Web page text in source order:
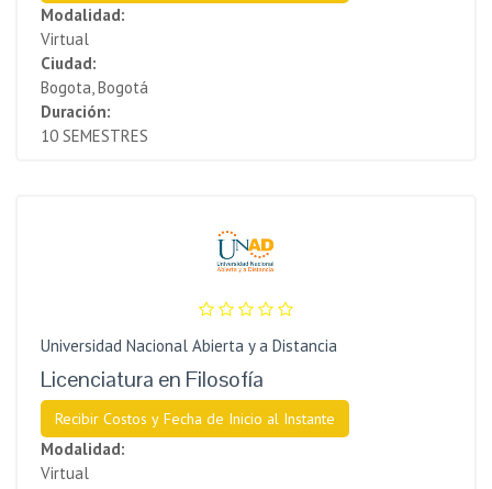
Modalidad:
Virtual
Ciudad:
Bogota, Bogotá
Duración:
10 SEMESTRES
Universidad Nacional Abierta y a Distancia
Licenciatura en Filosofía
Recibir Costos y Fecha de Inicio al Instante
Modalidad:
Virtual